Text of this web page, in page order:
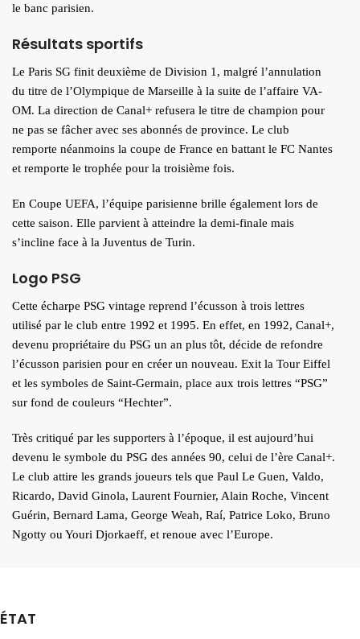
le banc parisien.
Résultats sportifs
Le Paris SG finit deuxième de Division 1, malgré l’annulation
du titre de l’Olympique de Marseille à la suite de l’affaire VA-
OM. La direction de Canal+ refusera le titre de champion pour
ne pas se fâcher avec ses abonnés de province. Le club
remporte néanmoins la coupe de France en battant le FC Nantes
et remporte le trophée pour la troisième fois.
En Coupe UEFA, l’équipe parisienne brille également lors de
cette saison. Elle parvient à atteindre la demi-finale mais
s’incline face à la Juventus de Turin.
Logo PSG
Cette écharpe PSG vintage reprend l’écusson à trois lettres
utilisé par le club entre 1992 et 1995. En effet, en 1992, Canal+,
devenu propriétaire du PSG un an plus tôt, décide de refondre
l’écusson parisien pour en créer un nouveau. Exit la Tour Eiffel
et les symboles de Saint-Germain, place aux trois lettres “PSG”
sur fond de couleurs “Hechter”.
Très critiqué par les supporters à l’époque, il est aujourd’hui
devenu le symbole du PSG des années 90, celui de l’ère Canal+.
Le club attire les grands joueurs tels que Paul Le Guen, Valdo,
Ricardo, David Ginola, Laurent Fournier, Alain Roche, Vincent
Guérin, Bernard Lama, George Weah, Raí, Patrice Loko, Bruno
Ngotty ou Youri Djorkaeff, et renoue avec l’Europe.
ÉTAT